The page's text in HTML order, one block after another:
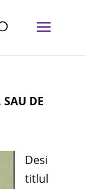
DE
Desi
titlul